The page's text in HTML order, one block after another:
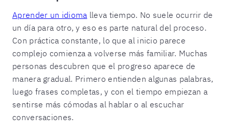
Aprender un idioma lleva tiempo. No suele ocurrir de
un día para otro, y eso es parte natural del proceso.
Con práctica constante, lo que al inicio parece
complejo comienza a volverse más familiar. Muchas
personas descubren que el progreso aparece de
manera gradual. Primero entienden algunas palabras,
luego frases completas, y con el tiempo empiezan a
sentirse más cómodas al hablar o al escuchar
conversaciones.